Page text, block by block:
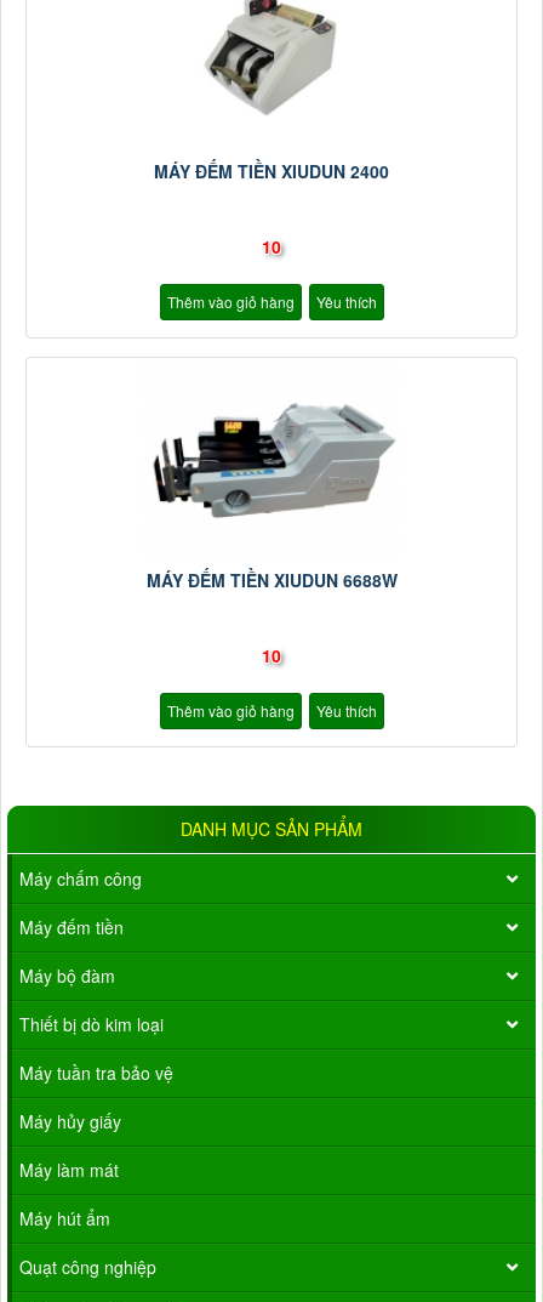
MÁY ĐẾM TIỀN XIUDUN 2400
10
Thêm vào giỏ hàng Yêu thích
MÁY ĐẾM TIỀN XIUDUN 6688W
10
Thêm vào giỏ hàng Yêu thích
DANH MỤC SẢN PHẨM
Máy chấm công
Máy đếm tiền
Máy bộ đàm
Thiết bị dò kim loại
Máy tuần tra bảo vệ
Máy hủy giấy
Máy làm mát
Máy hút ẩm
Quạt công nghiệp